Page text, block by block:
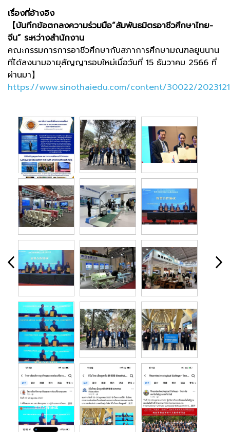
เรื่องที่อ้างอิง
【บันทึกข้อตกลงความร่วมมือ“สัมพันธมิตรอาชีวศึกษาไทย-
จีน” ระหว่างสำนักงาน
คณะกรรมการการอาชีวศึกษากับสภาการศึกษามณฑลยูนนาน
ที่ได้ลงนามอายุสัญญารอบใหม่เมื่อวันที่ 15 ธันวาคม 2566 ที่
ผ่านมา】
https://www.sinothaiedu.com/content/30022/